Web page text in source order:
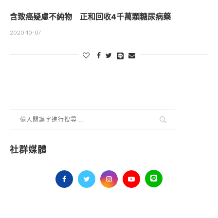
含致癌疑慮不純物 正和回收4千萬顆糖尿病藥
2020-10-07
社群媒體